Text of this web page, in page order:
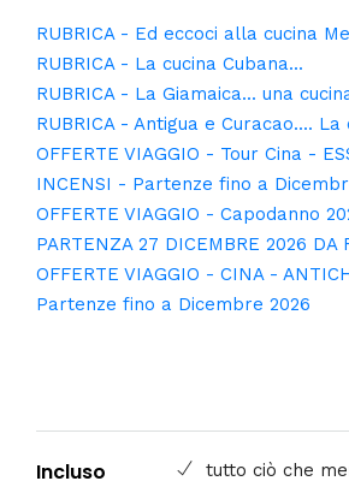
Scopri di più. Ricerche
Tour Della Cina Speciale
INCENSI - Partenze fino a